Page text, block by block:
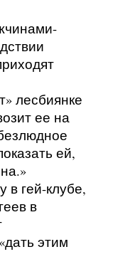
лесбиянке
ее на
ей,
в гей-клубе,
в
этим